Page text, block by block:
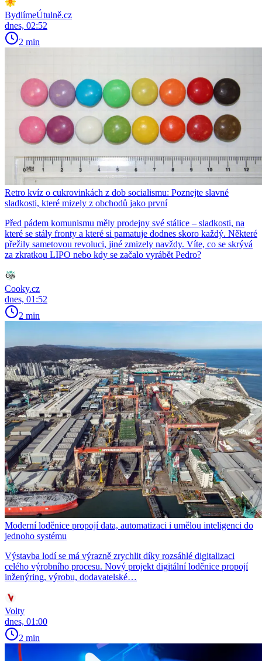
BydlímeÚtulně.cz
dnes, 02:52
2 min
Retro kvíz o cukrovinkách z dob socialismu: Poznejte slavné
sladkosti, které mizely z obchodů jako první
Před pádem komunismu měly prodejny své stálice – sladkosti, na
které se stály fronty a které si pamatuje dodnes skoro každý. Některé
přežily sametovou revoluci, jiné zmizely navždy. Víte, co se skrývá
za zkratkou LIPO nebo kdy se začalo vyrábět Pedro?
Cooky.cz
dnes, 01:52
2 min
Moderní loděnice propojí data, automatizaci i umělou inteligenci do
jednoho systému
Výstavba lodí se má výrazně zrychlit díky rozsáhlé digitalizaci
celého výrobního procesu. Nový projekt digitální loděnice propojí
inženýring, výrobu, dodavatelské…
Volty
dnes, 01:00
2 min